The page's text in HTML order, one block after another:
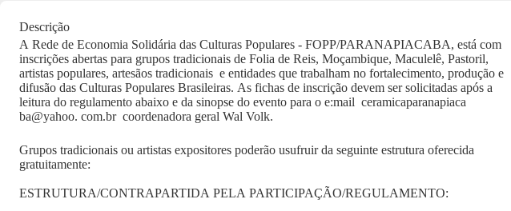
Descrição
A Rede de Economia Solidária das Culturas Populares - FOPP/PARANAPIACABA, está com
inscrições abertas para grupos tradicionais de Folia de Reis, Moçambique, Maculelê, Pastoril,
artistas populares, artesãos tradicionais e entidades que trabalham no fortalecimento, produção e
difusão das Culturas Populares Brasileiras. As fichas de inscrição devem ser solicitadas após a
leitura do regulamento abaixo e da sinopse do evento para o e:mail ceramicaparanapiaca
ba@yahoo. com.br coordenadora geral Wal Volk.
Grupos tradicionais ou artistas expositores poderão usufruir da seguinte estrutura oferecida
gratuitamente:
ESTRUTURA/CONTRAPARTIDA PELA PARTICIPAÇÃO/REGULAMENTO: